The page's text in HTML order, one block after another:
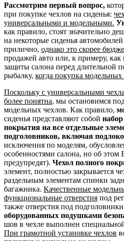
Рассмотрим первый вопрос,
при покупке чехлов на сиденья:
универсальными и модельными.
как правило, стоят значительно
на некоторые сиденья
прилично, однако это скорее
продажей авто или, к примеру, как
защиты салона перед длительной
рыбалку, когда покупка модельных
Поскольку с универсальными
более понятна, мы остановимся
модельных чехлов. Как правило,
сиденья представляют собой
покрытия на все отдельные
подголовников, включая
исключения по моделям,
особенностями салона, но об этом
предупредят). Чехол полного
элемент, полностью закрывается
раздельным элементам спинки
багажника. Качественные
функциональные отверстия под
также отверстия под
оборудованных подушками
шов в чехле выполнен
При грамотной установке чехлов